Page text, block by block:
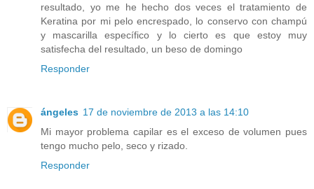
resultado, yo me he hecho dos veces el tratamiento de
Keratina por mi pelo encrespado, lo conservo con champú
y mascarilla específico y lo cierto es que estoy muy
satisfecha del resultado, un beso de domingo
Responder
ángeles 17 de noviembre de 2013 a las 14:10
Mi mayor problema capilar es el exceso de volumen pues
tengo mucho pelo, seco y rizado.
Responder